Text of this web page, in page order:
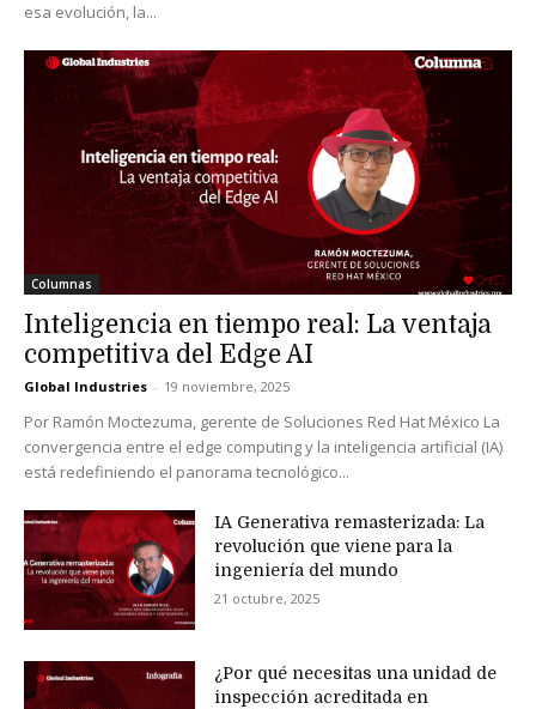
esa evolución, la...
Columnas
Inteligencia en tiempo real: La ventaja
competitiva del Edge AI
Global Industries - 19 noviembre, 2025
Por Ramón Moctezuma, gerente de Soluciones Red Hat México La
convergencia entre el edge computing y la inteligencia artificial (IA)
está redefiniendo el panorama tecnológico...
IA Generativa remasterizada: La
revolución que viene para la
ingeniería del mundo
21 octubre, 2025
¿Por qué necesitas una unidad de
inspección acreditada en